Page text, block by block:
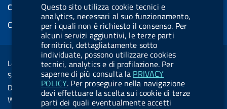
Questo sito utilizza cookie tecnici e
analytics, necessari al suo funzionamento,
per i quali non è richiesto il consenso. Per
alcuni servizi aggiuntivi, le terze parti
fornitrici, dettagliatamente sotto
individuate, possono utilizzare cookies
tecnici, analytics e di profilazione. Per
saperne di più consulta la PRIVACY
POLICY. Per proseguire nella navigazione
devi effettuare la scelta sui cookie di terze
parti dei quali eventualmente accetti
l
.
b
u
t
t
o
s
k
y
u
b
e
e
d
i
n
COOKIES
Cookie management
Sezione Link Utili
Legal notice
Social Media Policy
Dichiarazione di accessibilità
Web accessibility